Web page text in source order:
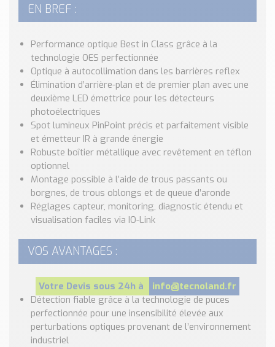
Formulaire Débitmètre
Calculateur Chauffage/Liquide/Gaz
Blog
Nos Réalisations
Conseils et Actualités
Catalogue des essentiels pour les brasseries et micro-
brasseries
Contact & Devis
Devis, Tarifs, Renseignements techniques
EN BREF :
Performance optique Best in Class grâce à la
technologie OES perfectionnée
Optique à autocollimation dans les barrières reflex
Élimination d’arrière-plan et de premier plan avec une
deuxième LED émettrice pour les détecteurs
photoélectriques
Spot lumineux PinPoint précis et parfaitement visible
et émetteur IR à grande énergie
Robuste boîtier métallique avec revêtement en téflon
optionnel
Montage possible à l’aide de trous passants ou
borgnes, de trous oblongs et de queue d’aronde
Réglages capteur, monitoring, diagnostic étendu et
visualisation faciles via IO-Link
VOS AVANTAGES :
Votre Devis sous 24h à
info@tecnoland.fr
Détection fiable grâce à la technologie de puces
perfectionnée pour une insensibilité élevée aux
perturbations optiques provenant de l’environnement
industriel